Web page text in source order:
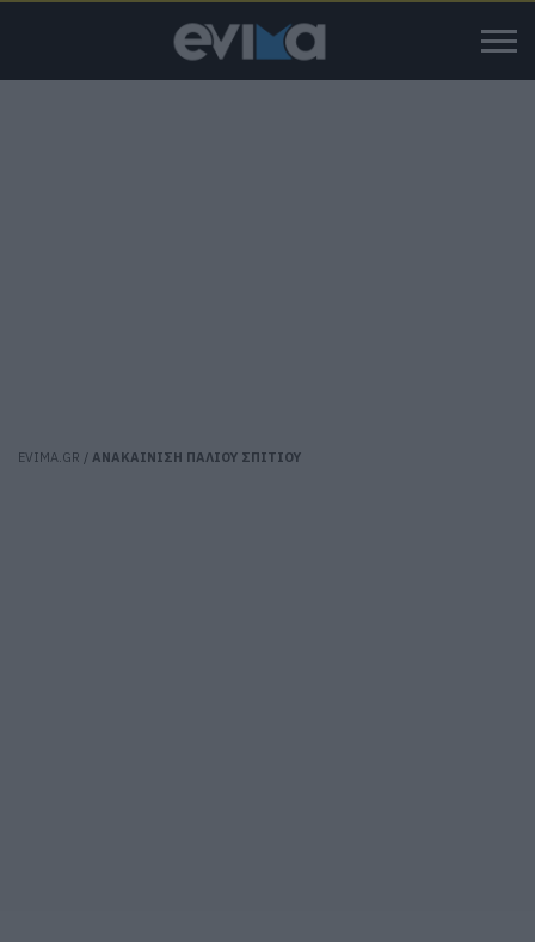
EVIMA.GR / ΑΝΑΚΑΙΝΙΣΗ ΠΑΛΙΟΥ ΣΠΙΤΙΟΥ